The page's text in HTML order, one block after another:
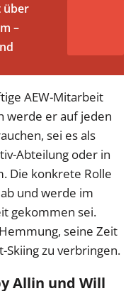
über
–
AEW-Mitarbeit
werde er auf jeden
sei es als
Abteilung oder in
Die konkrete Rolle
und werde im
gekommen sei.
seine Zeit
Skiing zu verbringen.
Allin und Will